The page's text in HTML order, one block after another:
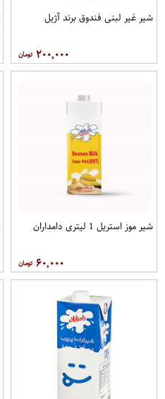
شیر غیر لبنی فندوق برند آژیل
۲۰۰,۰۰۰
شیر موز استریل 1 لیتری دامداران
۶۰,۰۰۰